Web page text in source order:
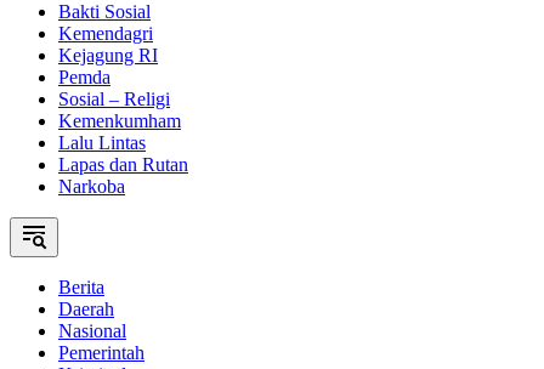
Bakti Sosial
Kemendagri
Kejagung RI
Pemda
Sosial – Religi
Kemenkumham
Lalu Lintas
Lapas dan Rutan
Narkoba
Berita
Daerah
Nasional
Pemerintah